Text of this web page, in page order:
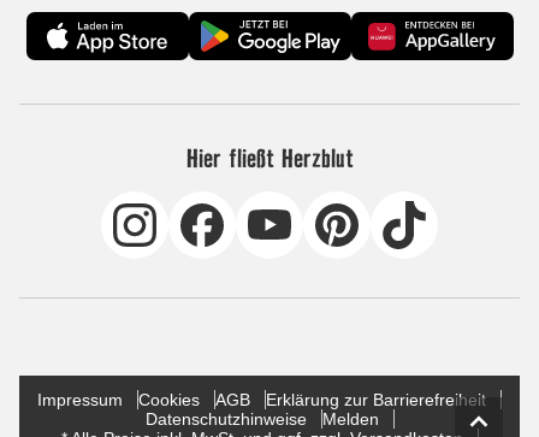
Hier fließt Herzblut
Impressum Cookies AGB
Erklärung zur Barrierefreiheit
Datenschutzhinweise
Melden